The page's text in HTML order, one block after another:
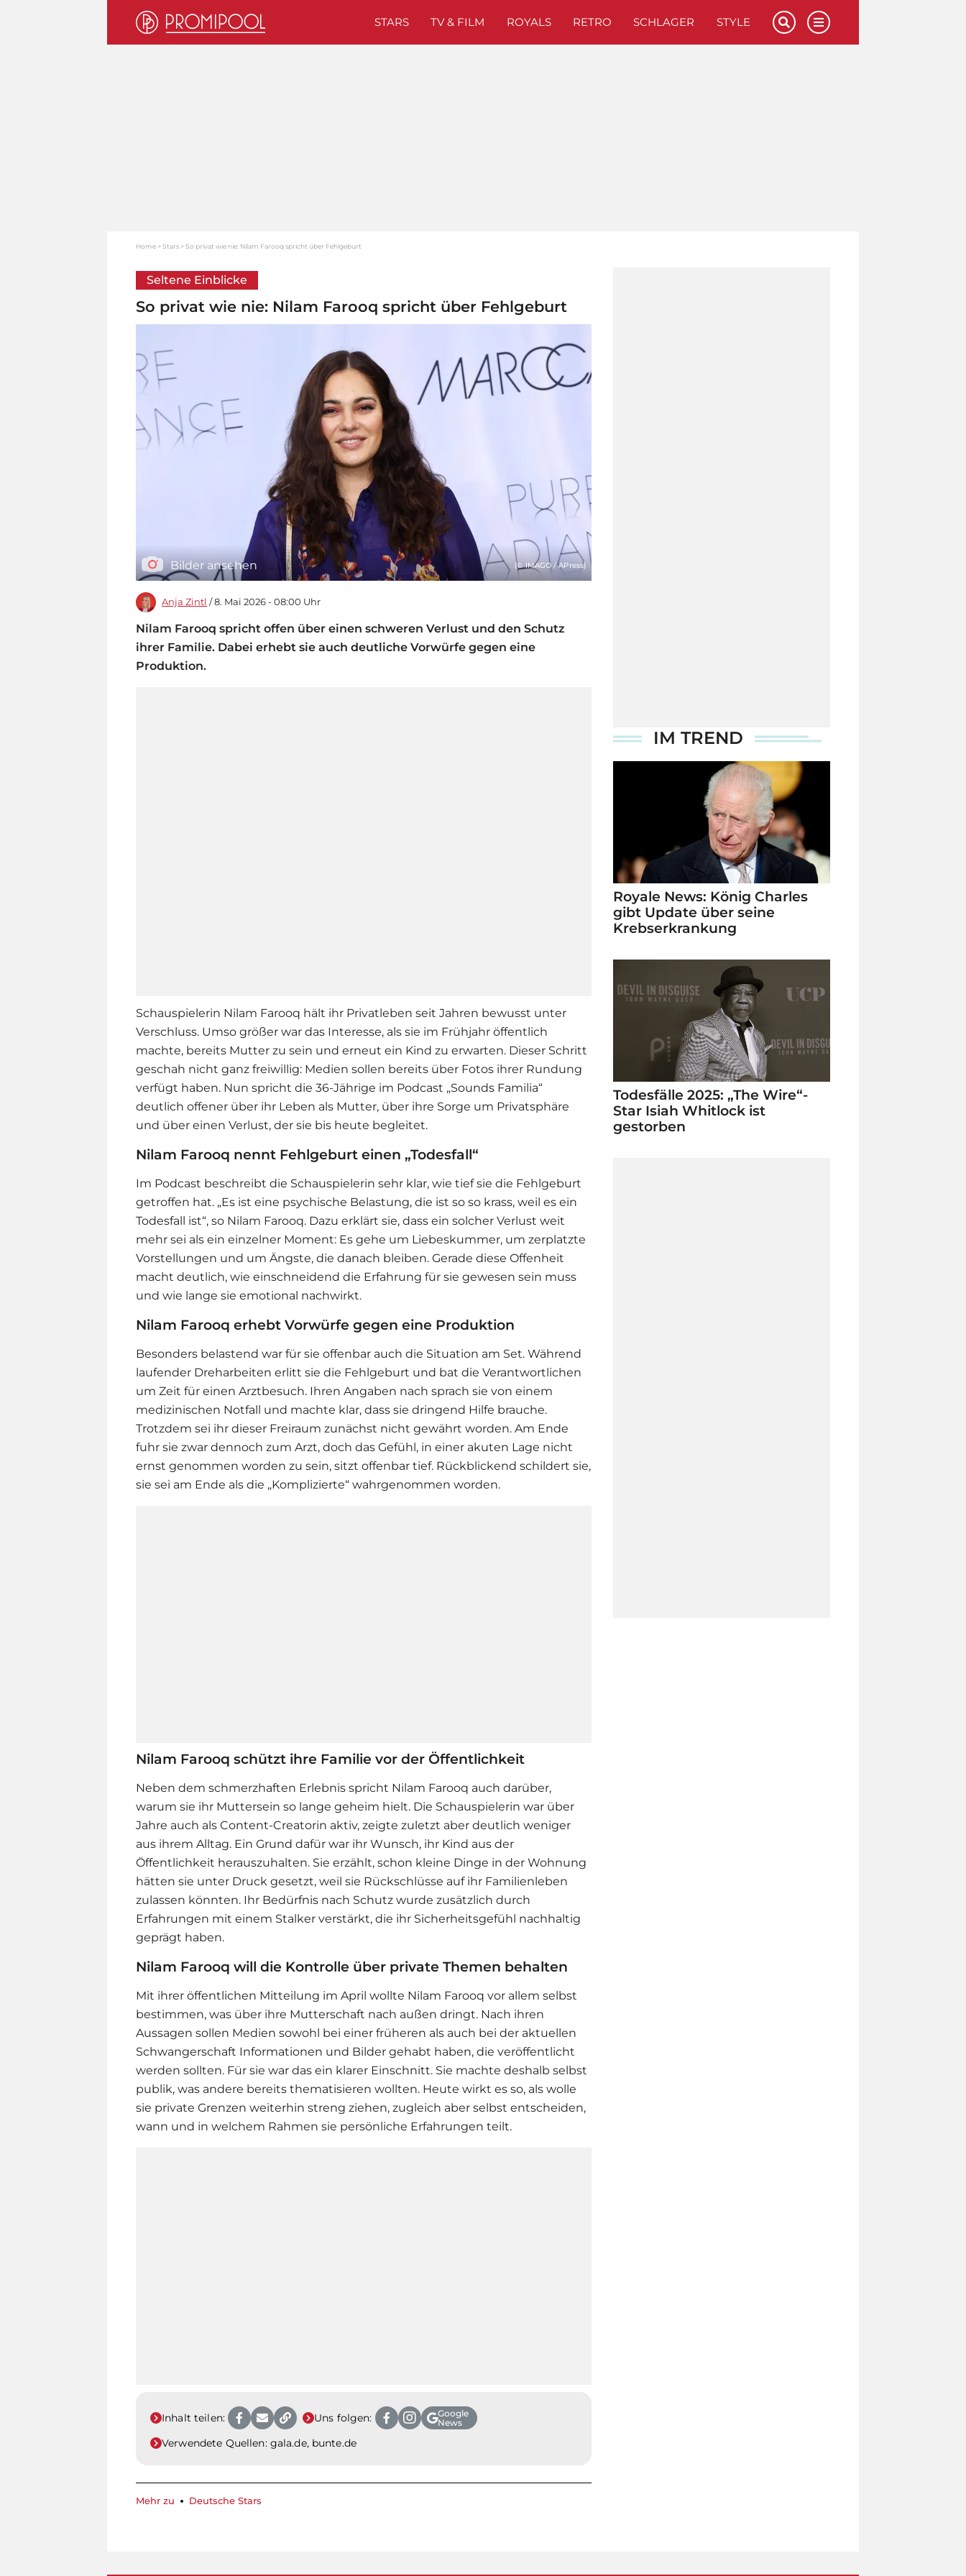
STARS TV & FILM ROYALS RETRO SCHLAGER STYLE
Home Stars So privat wie nie: Nilam Farooq spricht über Fehlgeburt
Seltene Einblicke
So privat wie nie: Nilam Farooq spricht über Fehlgeburt
Bilder ansehen (© IMAGO / APress)
Anja Zintl / 8. Mai 2026 - 08:00 Uhr
Nilam Farooq spricht offen über einen schweren Verlust und den Schutz
ihrer Familie. Dabei erhebt sie auch deutliche Vorwürfe gegen eine
Produktion.
Schauspielerin Nilam Farooq hält ihr Privatleben seit Jahren bewusst unter
Verschluss. Umso größer war das Interesse, als sie im Frühjahr öffentlich
machte, bereits Mutter zu sein und erneut ein Kind zu erwarten. Dieser Schritt
geschah nicht ganz freiwillig: Medien sollen bereits über Fotos ihrer Rundung
verfügt haben. Nun spricht die 36-Jährige im Podcast „Sounds Familia“
deutlich offener über ihr Leben als Mutter, über ihre Sorge um Privatsphäre
und über einen Verlust, der sie bis heute begleitet.
Nilam Farooq nennt Fehlgeburt einen „Todesfall“
Im Podcast beschreibt die Schauspielerin sehr klar, wie tief sie die Fehlgeburt
getroffen hat. „Es ist eine psychische Belastung, die ist so so krass, weil es ein
Todesfall ist“, so Nilam Farooq. Dazu erklärt sie, dass ein solcher Verlust weit
mehr sei als ein einzelner Moment: Es gehe um Liebeskummer, um zerplatzte
Vorstellungen und um Ängste, die danach bleiben. Gerade diese Offenheit
macht deutlich, wie einschneidend die Erfahrung für sie gewesen sein muss
und wie lange sie emotional nachwirkt.
Nilam Farooq erhebt Vorwürfe gegen eine Produktion
Besonders belastend war für sie offenbar auch die Situation am Set. Während
laufender Dreharbeiten erlitt sie die Fehlgeburt und bat die Verantwortlichen
um Zeit für einen Arztbesuch. Ihren Angaben nach sprach sie von einem
medizinischen Notfall und machte klar, dass sie dringend Hilfe brauche.
Trotzdem sei ihr dieser Freiraum zunächst nicht gewährt worden. Am Ende
fuhr sie zwar dennoch zum Arzt, doch das Gefühl, in einer akuten Lage nicht
ernst genommen worden zu sein, sitzt offenbar tief. Rückblickend schildert sie,
sie sei am Ende als die „Komplizierte“ wahrgenommen worden.
Nilam Farooq schützt ihre Familie vor der Öffentlichkeit
Neben dem schmerzhaften Erlebnis spricht Nilam Farooq auch darüber,
warum sie ihr Muttersein so lange geheim hielt. Die Schauspielerin war über
Jahre auch als Content-Creatorin aktiv, zeigte zuletzt aber deutlich weniger
aus ihrem Alltag. Ein Grund dafür war ihr Wunsch, ihr Kind aus der
Öffentlichkeit herauszuhalten. Sie erzählt, schon kleine Dinge in der Wohnung
hätten sie unter Druck gesetzt, weil sie Rückschlüsse auf ihr Familienleben
zulassen könnten. Ihr Bedürfnis nach Schutz wurde zusätzlich durch
Erfahrungen mit einem Stalker verstärkt, die ihr Sicherheitsgefühl nachhaltig
geprägt haben.
Nilam Farooq will die Kontrolle über private Themen behalten
Mit ihrer öffentlichen Mitteilung im April wollte Nilam Farooq vor allem selbst
bestimmen, was über ihre Mutterschaft nach außen dringt. Nach ihren
Aussagen sollen Medien sowohl bei einer früheren als auch bei der aktuellen
Schwangerschaft Informationen und Bilder gehabt haben, die veröffentlicht
werden sollten. Für sie war das ein klarer Einschnitt. Sie machte deshalb selbst
publik, was andere bereits thematisieren wollten. Heute wirkt es so, als wolle
sie private Grenzen weiterhin streng ziehen, zugleich aber selbst entscheiden,
wann und in welchem Rahmen sie persönliche Erfahrungen teilt.
Inhalt teilen: Uns folgen:
Google
News
Verwendete Quellen: gala.de, bunte.de
Mehr zu Deutsche Stars
IM TREND
Royale News: König Charles
gibt Update über seine
Krebserkrankung
Todesfälle 2025: „The Wire“-
Star Isiah Whitlock ist
gestorben